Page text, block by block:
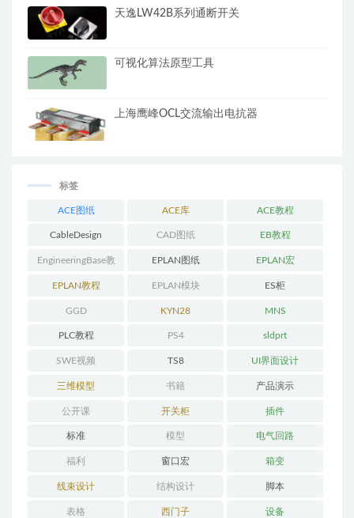
天逸LW42B系列通断开关
可视化算法原型工具
上海鹰峰OCL交流输出电抗器
标签
ACE图纸 ACE库 ACE教程
CableDesign CAD图纸 EB教程
EngineeringBase教
程
EPLAN图纸 EPLAN宏
EPLAN教程 EPLAN模块 ES柜
GGD KYN28 MNS
PLC教程 PS4 sldprt
SWE视频 TS8 UI界面设计
三维模型 书籍 产品演示
公开课 开关柜 插件
标准 模型 电气回路
福利 窗口宏 箱变
线束设计 结构设计 脚本
表格 西门子 设备